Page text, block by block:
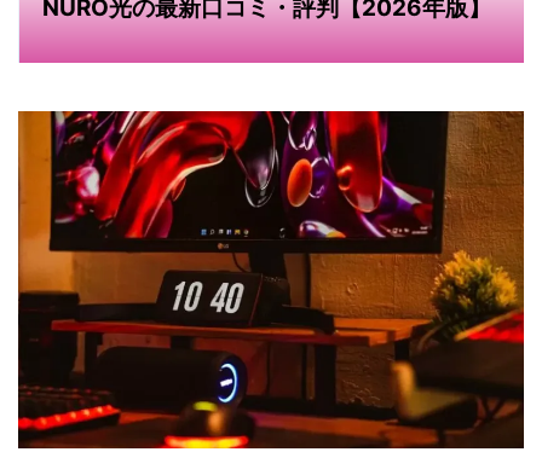
NURO光の最新口コミ・評判【2026年版】